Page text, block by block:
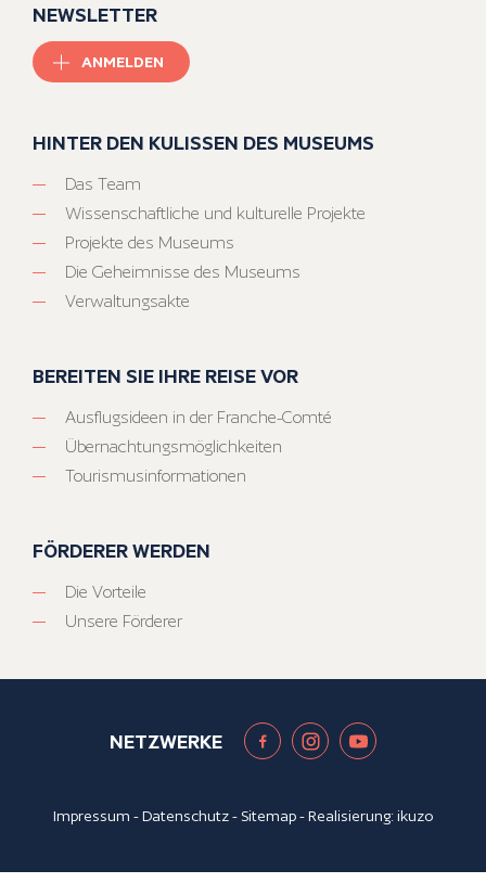
NEWSLETTER
ANMELDEN
HINTER DEN KULISSEN DES MUSEUMS
Das Team
Wissenschaftliche und kulturelle Projekte
Projekte des Museums
Die Geheimnisse des Museums
Verwaltungsakte
BEREITEN SIE IHRE REISE VOR
Ausflugsideen in der Franche-Comté
Übernachtungsmöglichkeiten
Tourismusinformationen
FÖRDERER WERDEN
Die Vorteile
Unsere Förderer
NETZWERKE
Impressum -Datenschutz- Sitemap- Realisierung:ikuzo